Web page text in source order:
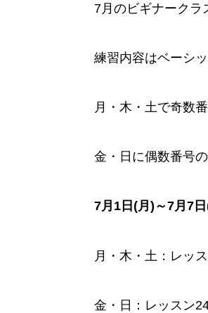
7月のビギナークラ
練習内容はベーシ
月・木・土で奇数
金・日に偶数番号
7月1日(月)～7月7
月・木・土：レッ
金・日：レッスン